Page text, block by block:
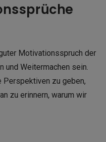
Motivationsspruch der
und Weitermachen sein.
Perspektiven zu geben,
zu erinnern, warum wir